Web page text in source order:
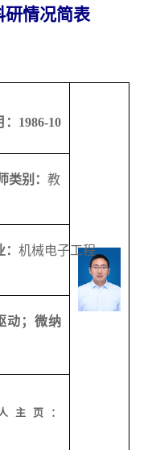
研情况简表
1986-10
类别： 教
机械电子工程
动；微纳
主页：